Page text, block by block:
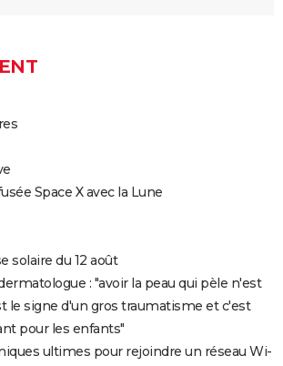
Space X avec la Lune
solaire du 12 août
: "avoir la peau qui pèle n'est
le signe d'un gros traumatisme et c'est
pour les enfants"
ultimes pour rejoindre un réseau Wi-